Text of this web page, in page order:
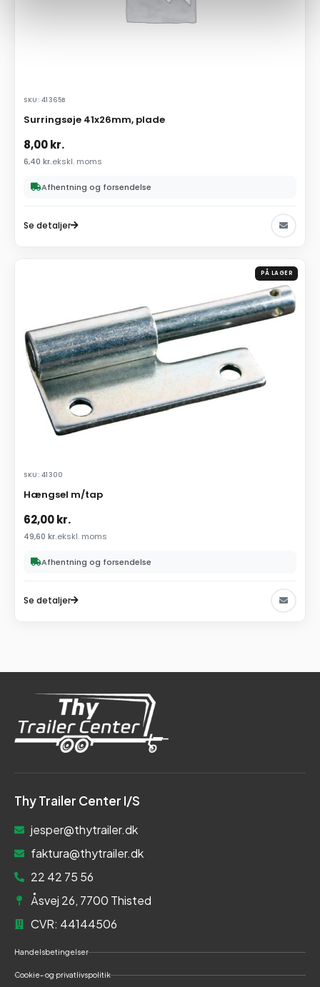
SKU: 41365B
Surringsøje 41x26mm, plade
8,00kr.
6,40 kr.ekskl. moms
Afhentning og forsendelse
Se detaljer
PÅ LAGER
SKU: 41300
Hængsel m/tap
62,00kr.
49,60 kr.ekskl. moms
Afhentning og forsendelse
Se detaljer
Thy Trailer Center I/S
jesper@thytrailer.dk
faktura@thytrailer.dk
22 42 75 56
Åsvej 26, 7700 Thisted
CVR: 44144506
Handelsbetingelser
Cookie- og privatlivspolitik